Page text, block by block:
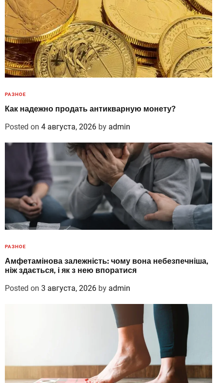
РАЗНОЕ
Как надежно продать антикварную монету?
Posted on 4 августа, 2026 by admin
РАЗНОЕ
Амфетамінова залежність: чому вона небезпечніша,
ніж здається, і як з нею впоратися
Posted on 3 августа, 2026 by admin